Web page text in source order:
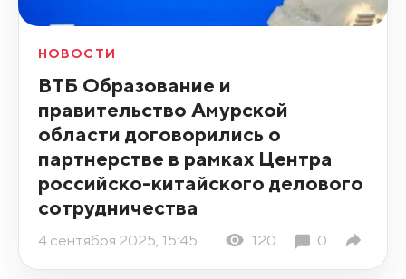
НОВОСТИ
ВТБ Образование и
правительство Амурской
области договорились о
партнерстве в рамках Центра
российско-китайского делового
сотрудничества
4 сентября 2025, 15:45 120 0